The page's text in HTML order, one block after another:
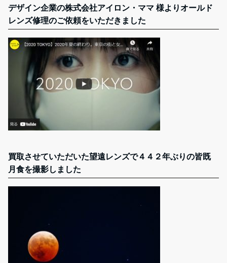
デザイン企業の株式会社アイロン・ママ 様よりオールド
レンズ修理のご依頼をいただきました
買取させていただいた望遠レンズで４４２年ぶりの皆既
月食を撮影しました